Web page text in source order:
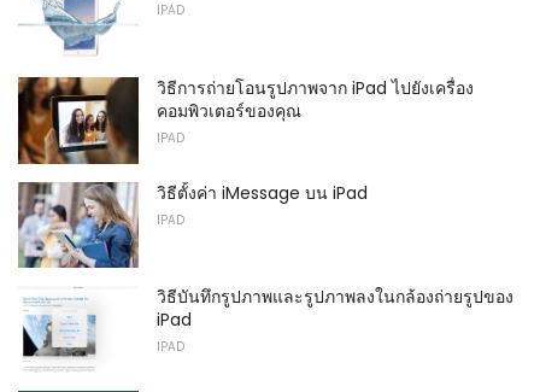
IPAD
วิธีการถ่ายโอนรูปภาพจาก iPad ไปยังเครื่อง
คอมพิวเตอร์ของคุณ
IPAD
วิธีตั้งค่า iMessage บน iPad
IPAD
วิธีบันทึกรูปภาพและรูปภาพลงในกล้องถ่ายรูปของ
iPad
IPAD